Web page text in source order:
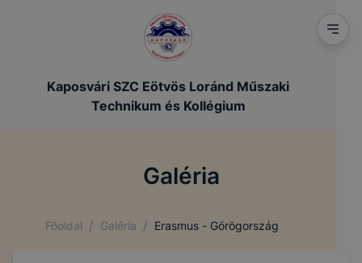
Kaposvári SZC Eötvös Loránd Műszaki
Technikum és Kollégium
Galéria
Főoldal / Galéria / Erasmus - Görögország